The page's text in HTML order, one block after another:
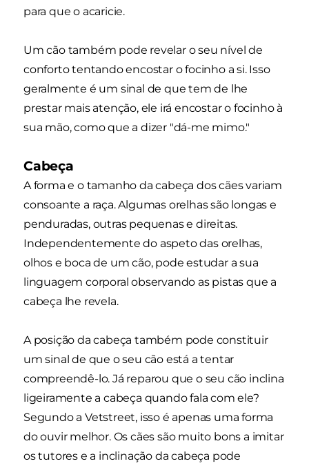
para que o acaricie.
Um cão também pode revelar o seu nível de
conforto tentando encostar o focinho a si. Isso
geralmente é um sinal de que tem de lhe
prestar mais atenção, ele irá encostar o focinho à
sua mão, como que a dizer "dá-me mimo."
Cabeça
A forma e o tamanho da cabeça dos cães variam
consoante a raça. Algumas orelhas são longas e
penduradas, outras pequenas e direitas.
Independentemente do aspeto das orelhas,
olhos e boca de um cão, pode estudar a sua
linguagem corporal observando as pistas que a
cabeça lhe revela.
A posição da cabeça também pode constituir
um sinal de que o seu cão está a tentar
compreendê-lo. Já reparou que o seu cão inclina
ligeiramente a cabeça quando fala com ele?
Segundo a Vetstreet, isso é apenas uma forma
do ouvir melhor. Os cães são muito bons a imitar
os tutores e a inclinação da cabeça pode